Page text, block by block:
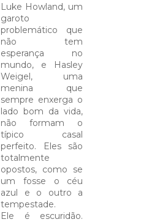
Luke Howland, um
garoto
problemático que
não tem
esperança no
mundo, e Hasley
Weigel, uma
menina que
sempre enxerga o
lado bom da vida,
não formam o
típico casal
perfeito. Eles são
totalmente
opostos, como se
um fosse o céu
azul e o outro a
tempestade.
Ele é escuridão.